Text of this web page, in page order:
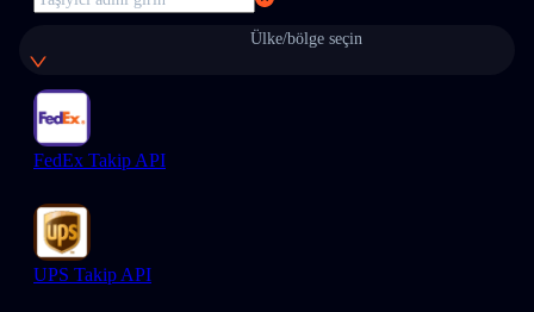
Ülke/bölge seçin
FedEx Takip API
UPS Takip API